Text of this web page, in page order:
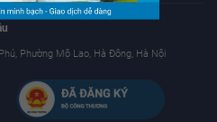
Phường Mộ Lao, Hà Đông, Hà Nội